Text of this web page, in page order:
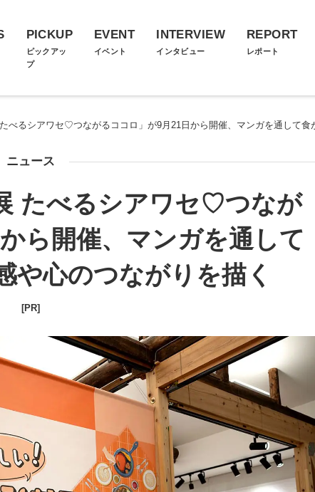
PICKUP
ピックアッ
プ
EVENT
イベント
INTERVIEW
インタビュー
REPORT
レポート
べるシアワセ♡つながるココロ」が9月21日から開催、マンガを通して食
ニュース
たべるシアワセ♡つなが
ら開催、マンガを通して
や心のつながりを描く
[PR]